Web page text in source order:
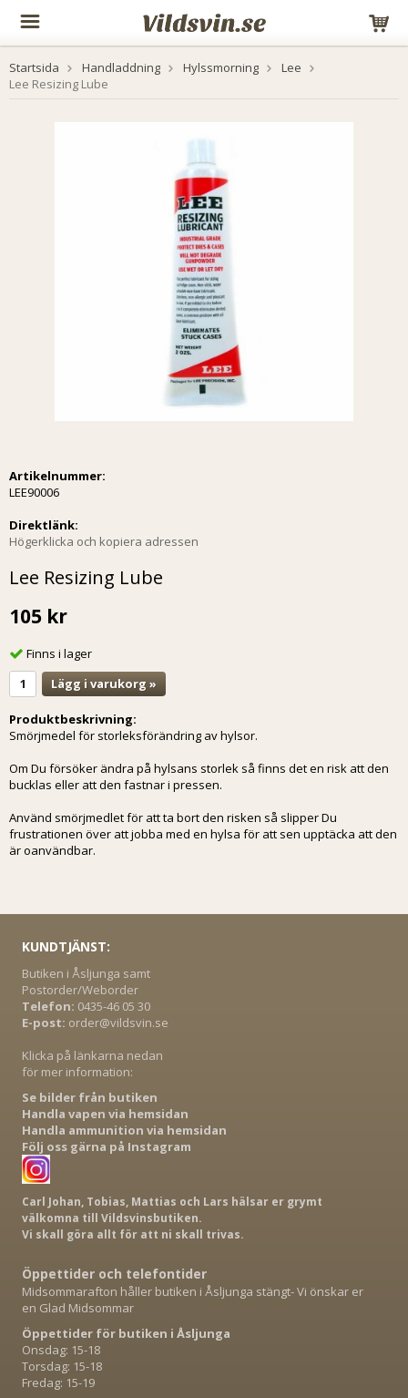
Startsida Handladdning Hylssmorning
Lee
Lee Resizing Lube
Artikelnummer:
LEE90006
Direktlänk:
Högerklicka och kopiera adressen
Lee Resizing Lube
105 kr
Finns i lager
Lägg i varukorg »
Produktbeskrivning:
Smörjmedel för storleksförändring av hylsor.
Om Du försöker ändra på hylsans storlek så finns det en risk att den
bucklas eller att den fastnar i pressen.
Använd smörjmedlet för att ta bort den risken så slipper Du
frustrationen över att jobba med en hylsa för att sen upptäcka att den
är oanvändbar.
KUNDTJÄNST:
Butiken i Åsljunga samt
Postorder/Weborder
Telefon: 0435-46 05 30
E-post: order@vildsvin.se
Klicka på länkarna nedan
för mer information:
Se bilder från butiken
Handla vapen via hemsidan
Handla ammunition via hemsidan
Följ oss gärna på Instagram
Carl Johan, Tobias, Mattias och Lars hälsar er grymt
välkomna till Vildsvinsbutiken.
Vi skall göra allt för att ni skall trivas.
Öppettider och telefontider
Midsommarafton håller butiken i Åsljunga stängt- Vi önskar er
en Glad Midsommar
Öppettider för butiken i Åsljunga
Onsdag: 15-18
Torsdag: 15-18
Fredag: 15-19